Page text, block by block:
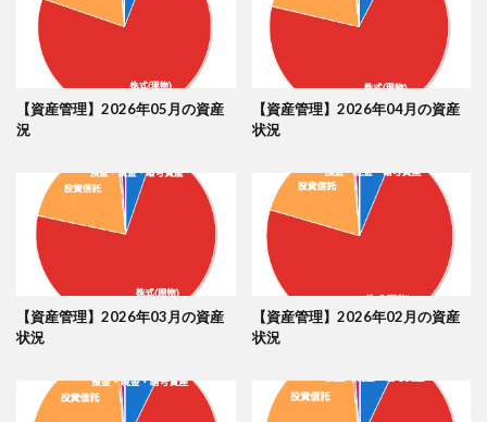
【資産管理】2026年05月の資産
況
【資産管理】2026年04月の資産
状況
【資産管理】2026年03月の資産
状況
【資産管理】2026年02月の資産
状況